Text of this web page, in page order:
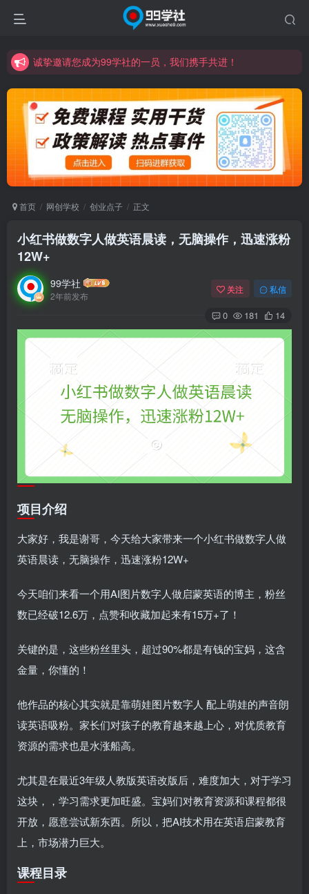
诚挚邀请您成为99学社的一员，我们携手共进！
诚挚邀请您成为99学社的一员，我们携手共进！
学习路上不孤独，99学社与你同行！分享全网优质VIP资源，炒股教程、创业教程、网络营销教程、自媒体短视频教程等，长期更新各大精品创业项目！
首页 网创学校 创业点子 正文
小红书做数字人做英语晨读，无脑操作，迅速涨粉
12W+
99学社
2年前发布
关注 私信
0 181 14
项目介绍
大家好，我是谢哥，今天给大家带来一个小红书做数字人做
英语晨读，无脑操作，迅速涨粉12W+
今天咱们来看一个用AI图片数字人做启蒙英语的博主，粉丝
数已经破12.6万，点赞和收藏加起来有15万+了！
关键的是，这些粉丝里头，超过90%都是有钱的宝妈，这含
金量，你懂的！
他作品的核心其实就是靠萌娃图片数字人 配上萌娃的声音朗
读英语吸粉。家长们对孩子的教育越来越上心，对优质教育
资源的需求也是水涨船高。
尤其是在最近3年级人教版英语改版后，难度加大，对于学习
这块，，学习需求更加旺盛。宝妈们对教育资源和课程都很
开放，愿意尝试新东西。所以，把AI技术用在英语启蒙教育
上，市场潜力巨大。
课程目录